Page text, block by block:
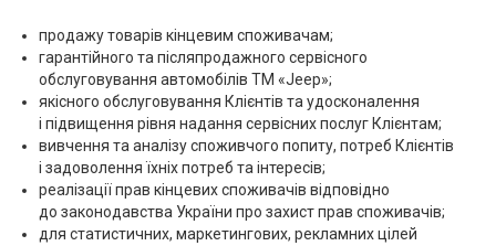
продажу товарів кінцевим споживачам;
гарантійного та післяпродажного сервісного
обслуговування автомобілів ТМ «Jeep»;
якісного обслуговування Клієнтів та удосконалення
і підвищення рівня надання сервісних послуг Клієнтам;
вивчення та аналізу споживчого попиту, потреб Клієнтів
і задоволення їхніх потреб та інтересів;
реалізації прав кінцевих споживачів відповідно
до законодавства України про захист прав споживачів;
для статистичних, маркетингових, рекламних цілей